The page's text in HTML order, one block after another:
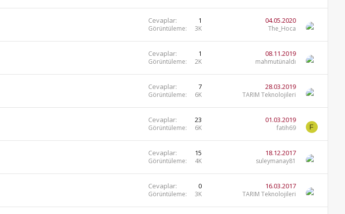
Cevaplar 1
Görüntüleme 3K
04.05.2020
The_Hoca
Cevaplar 1
Görüntüleme 2K
08.11.2019
mahmutünaldı
Cevaplar 7
Görüntüleme 6K
28.03.2019
TARIM Teknolojileri
Cevaplar 23
Görüntüleme 6K
01.03.2019
fatih69 F
Cevaplar 15
Görüntüleme 4K
18.12.2017
suleymanay81
Cevaplar 0
Görüntüleme 3K
16.03.2017
TARIM Teknolojileri